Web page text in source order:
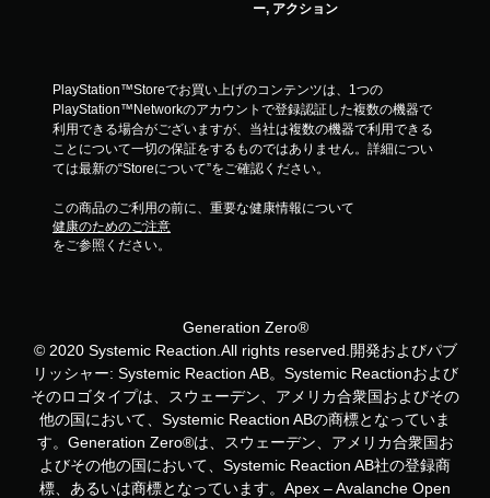
。
ー, アクション
PlayStation™Storeでお買い上げのコンテンツは、1つの
PlayStation™Networkのアカウントで登録認証した複数の機器で
利用できる場合がございますが、当社は複数の機器で利用できる
ことについて一切の保証をするものではありません。詳細につい
ては最新の“Storeについて”をご確認ください。
この商品のご利用の前に、重要な健康情報について
健康のためのご注意
をご参照ください。
Generation Zero®
© 2020 Systemic Reaction.All rights reserved.開発およびパブ
リッシャー: Systemic Reaction AB。Systemic Reactionおよび
そのロゴタイプは、スウェーデン、アメリカ合衆国およびその
他の国において、Systemic Reaction ABの商標となっていま
す。Generation Zero®は、スウェーデン、アメリカ合衆国お
よびその他の国において、Systemic Reaction AB社の登録商
標、あるいは商標となっています。Apex – Avalanche Open